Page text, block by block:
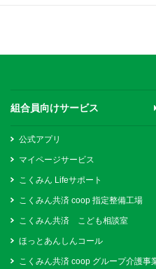
組合員向けサービス
公式アプリ
マイページサービス
こくみん Lifeサポート
こくみん共済 coop 指定整備工場
こくみん共済 こども相談室
ほっとあんしんコール
こくみん共済 coop グループ介護事